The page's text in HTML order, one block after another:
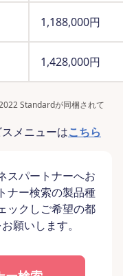
1,188,000円
1,428,000円
Standardが同梱されて
メニューはこちら
スパートナーへお
ナー検索の製品種
ックしご希望の都
願いします。